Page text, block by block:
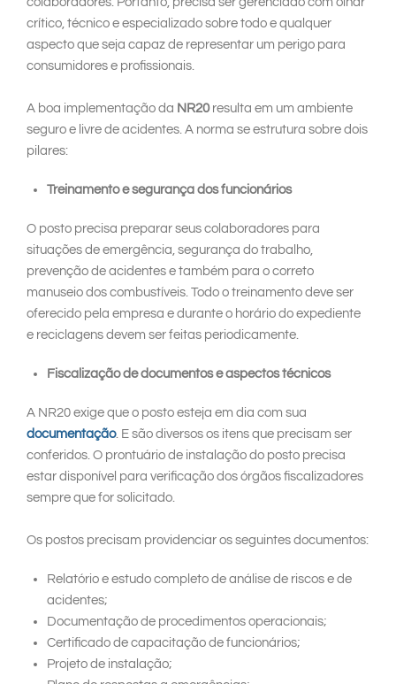
crítico, técnico e especializado sobre todo e qualquer
aspecto que seja capaz de representar um perigo para
consumidores e profissionais.
A boa implementação da NR20resulta em um ambiente
seguro e livre de acidentes. A norma se estrutura sobre dois
pilares:
Treinamento e segurança dos funcionários
O posto precisa preparar seus colaboradores para
situações de emergência, segurança do trabalho,
prevenção de acidentes e também para o correto
manuseio dos combustíveis. Todo o treinamento deve ser
oferecido pela empresa e durante o horário do expediente
e reciclagens devem ser feitas periodicamente.
Fiscalização de documentos e aspectos técnicos
A NR20 exige que o posto esteja em dia com sua
documentação. E são diversos os itens que precisam ser
conferidos. O prontuário de instalação do posto precisa
estar disponível para verificação dos órgãos fiscalizadores
sempre que for solicitado.
Os postos precisam providenciar os seguintes documentos:
Relatório e estudo completo de análise de riscos e de
acidentes;
Documentação de procedimentos operacionais;
Certificado de capacitação de funcionários;
Projeto de instalação;